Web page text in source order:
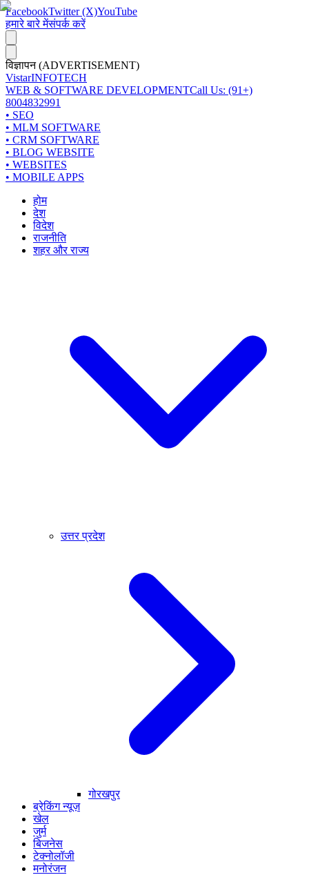
FacebookTwitter (X)YouTube
हमारे बारे मेंसंपर्क करें
विज्ञापन (ADVERTISEMENT)
VistarINFOTECH
WEB & SOFTWARE DEVELOPMENTCall Us: (91+)
8004832991
• SEO
• MLM SOFTWARE
• CRM SOFTWARE
• BLOG WEBSITE
• WEBSITES
• MOBILE APPS
होम
देश
विदेश
राजनीति
शहर और राज्य
उत्तर प्रदेश
गोरखपुर
ब्रेकिंग न्यूज़
खेल
जुर्म
बिजनेस
टेक्नोलॉजी
मनोरंजन